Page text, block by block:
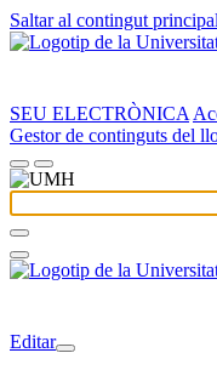
Saltar al contingut principal
SEU ELECTRÒNICA
Gestor de continguts del
Editar